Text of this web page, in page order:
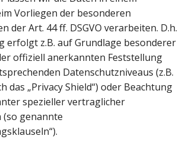
Vorliegen der besonderen
der Art. 44 ff. DSGVO verarbeiten. D.h.
erfolgt z.B. auf Grundlage besonderer
offiziell anerkannten Feststellung
Datenschutzniveaus (z.B.
das „Privacy Shield“) oder Beachtung
spezieller vertraglicher
genannte